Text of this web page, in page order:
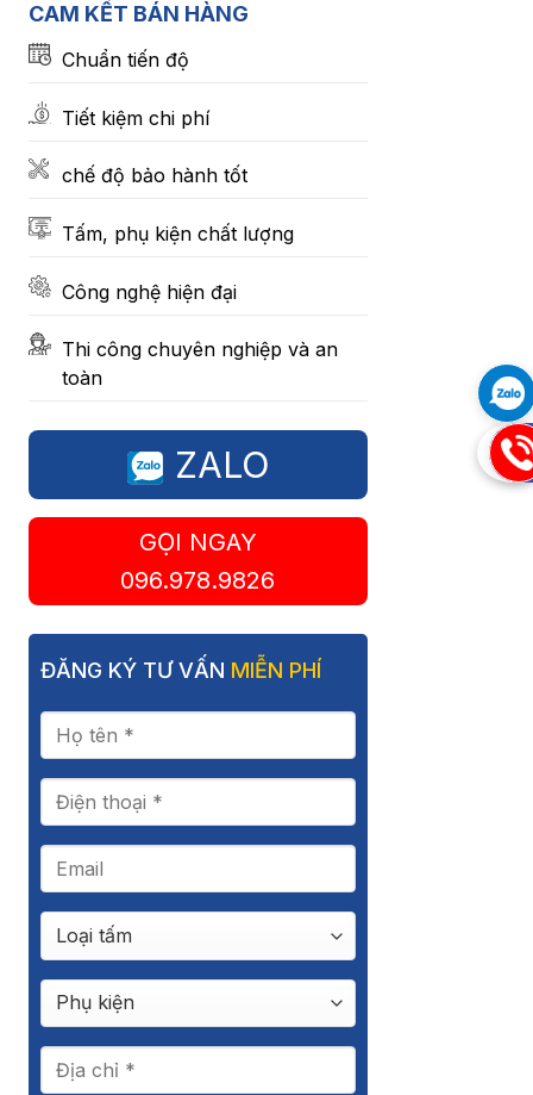
CAM KẾT BÁN HÀNG
Chuẩn tiến độ
Tiết kiệm chi phí
chế độ bảo hành tốt
Tấm, phụ kiện chất lượng
Công nghệ hiện đại
Thi công chuyên nghiệp và an
toàn
ZALO
GỌI NGAY
096.978.9826
ĐĂNG KÝ TƯ VẤN MIỄN PHÍ